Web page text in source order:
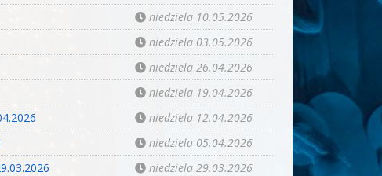
niedziela 10.05.2026
niedziela 03.05.2026
niedziela 26.04.2026
niedziela 19.04.2026
niedziela 12.04.2026
niedziela 05.04.2026
niedziela 29.03.2026